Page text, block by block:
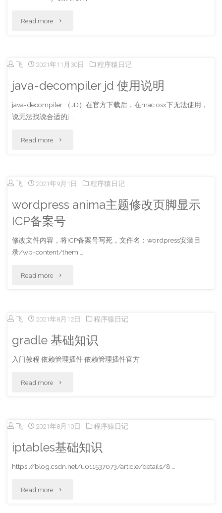
录"
Read more "hbase"
飞 2021年11月30日 程序猿日记
java-decompiler jd 使用说明
java-decompiler （JD）在官方下载后，在mac osx下无法使用，
说无法找说合适的j …
Read more "java-
用
说
飞 2021年9月1日 程序猿日记
wordpress anima主题修改页脚显示
ICP备案号
修改文件内容，将ICP备案号写死，文件名：wordpress安装目
录/wp-content/them …
Read more "wordpress
题
示
备
飞 2021年8月12日 程序猿日记
gradle 基础知识
入门教程 依赖管理插件 依赖管理插件官方
Read more "gradle
知
飞 2021年8月10日 程序猿日记
iptables基础知识
https://blog.csdn.net/u011537073/article/details/8 …
Read more "iptables